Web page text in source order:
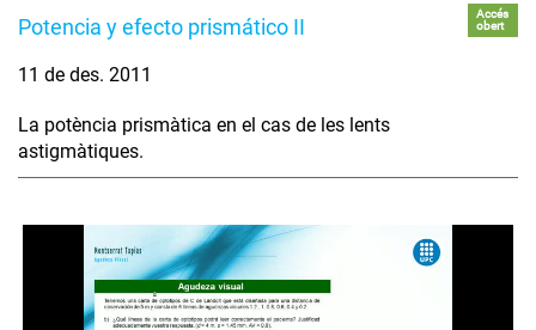
Potencia y efecto prismático II
Accés
obert
11 de des. 2011
La potència prismàtica en el cas de les lents
astigmàtiques.